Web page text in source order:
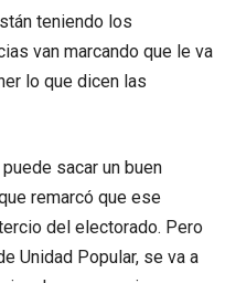
teniendo los
van marcando que le va
lo que dicen las
sacar un buen
remarcó que ese
del electorado. Pero
Unidad Popular, se va a